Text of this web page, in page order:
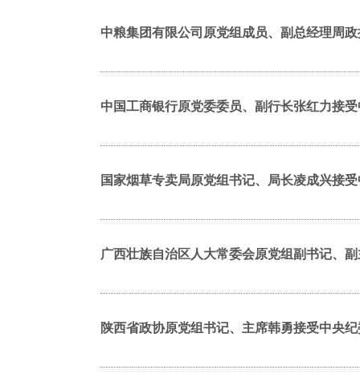
中粮集团有限公司原党组成员、副总经理周
中国工商银行原党委委员、副行长张红力接
国家烟草专卖局原党组书记、局长凌成兴接
广西壮族自治区人大常委会原党组副书记、
陕西省政协原党组书记、主席韩勇接受中央